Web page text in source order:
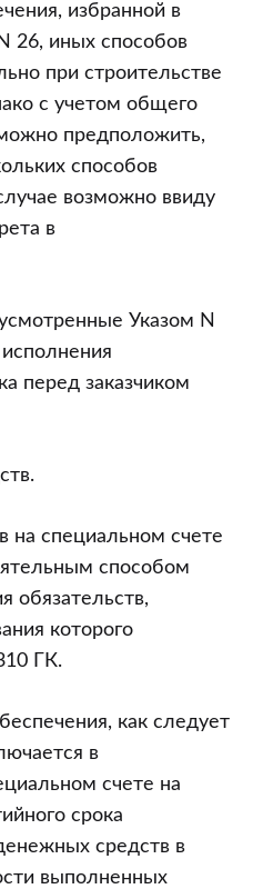
избранной в
26, иных способов
при строительстве
с учетом общего
предположить,
способов
возможно ввиду
в
Указом N
перед заказчиком
на специальном счете
способом
обязательств,
которого
ГК.
как следует
в
счете на
срока
средств в
выполненных